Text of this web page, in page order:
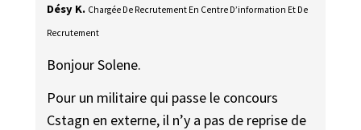
Désy K. Chargée De Recrutement En Centre D’information Et De
Recrutement
Bonjour Solene.
Pour un militaire qui passe le concours
Cstagn en externe, il n’y a pas de reprise de